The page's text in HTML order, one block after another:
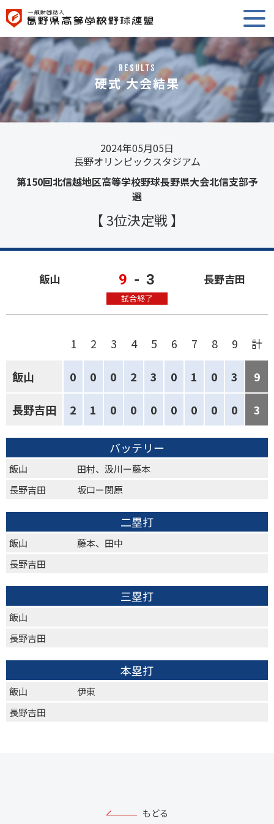
RESULTS
硬式 大会結果
2024年05月05日
長野オリンピックスタジアム
第150回北信越地区高等学校野球長野県大会北信支部予
選
【 3位決定戦 】
飯山 9 - 3
試合終了
長野吉田
1 2 3 4 5 6 7 8 9 計
飯山 0 0 0 2 3 0 1 0 3 9
長野吉田 2 1 0 0 0 0 0 0 0 3
バッテリー
飯山
田村、汲川ー藤本
長野吉田
坂口ー関原
二塁打
飯山
藤本、田中
長野吉田
三塁打
飯山
長野吉田
本塁打
飯山
伊東
長野吉田
もどる